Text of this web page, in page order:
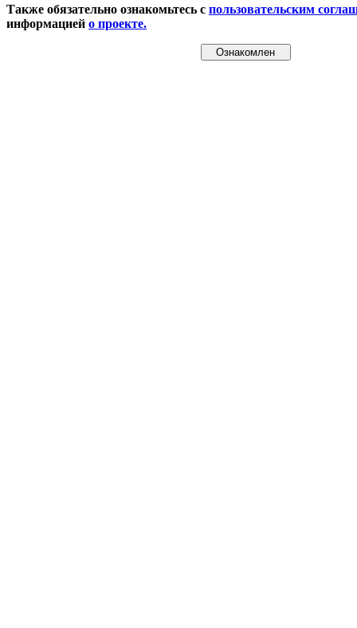
Также обязательно ознакомьтесь с пользовательским
информацией о проекте.
Ознакомлен